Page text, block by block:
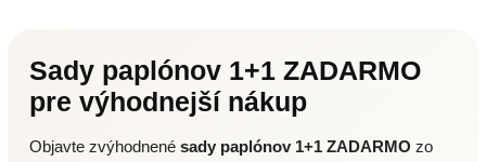
Sady paplónov 1+1 ZADARMO
pre výhodnejší nákup
Objavte zvýhodnené sady paplónov 1+1 ZADARMO zo